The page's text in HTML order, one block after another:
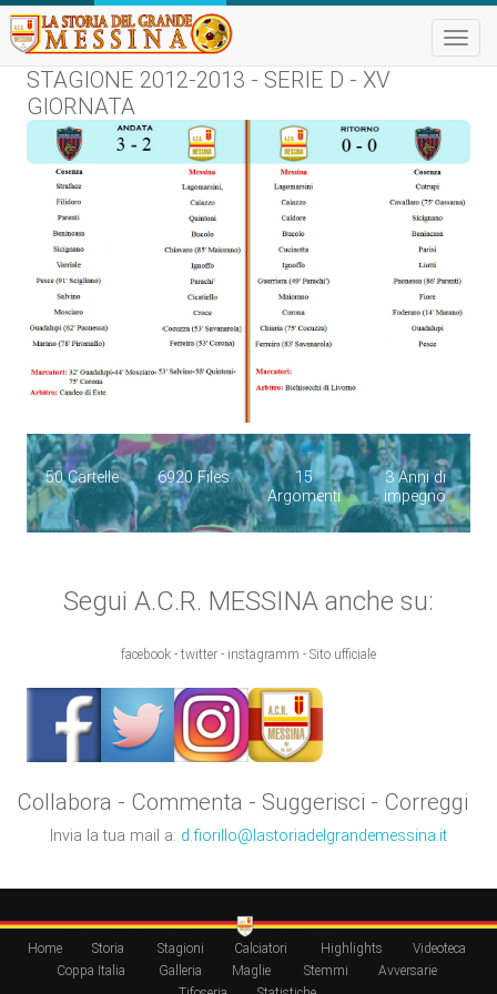
Toggle
STAGIONE 2012-2013 - SERIE D - XV
GIORNATA
50 Cartelle 6920 Files
15
Argomenti
3 Anni di
impegno
Segui A.C.R. MESSINA anche su:
facebook - twitter - instagramm - Sito ufficiale
Collabora - Commenta - Suggerisci - Correggi
Invia la tua mail a: d.fiorillo@lastoriadelgrandemessina.it
Home Storia Stagioni Calciatori Highlights
Videoteca
Coppa Italia
Galleria Maglie Stemmi
Avversarie